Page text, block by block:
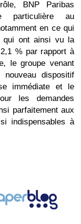
BNP Paribas
particulière au
en ce qui
qui ont ainsi vu la
% par rapport à
le groupe venant
dispositif
immédiate et le
les demandes
parfaitement aux
indispensables à